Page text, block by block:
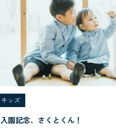
キッズ
入園記念、さくとくん！